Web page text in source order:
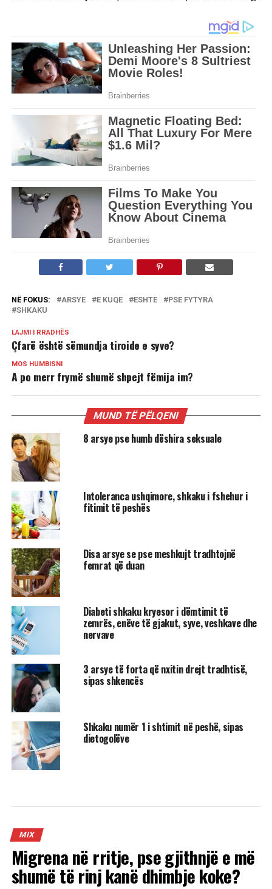
NË FOKUS: ARSYE E KUQE ESHTE
PSE FYTYRA
SHKAKU
LAJMI I RRADHËS
Çfarë është sëmundja tiroide e syve?
MOS HUMBISNI
A po merr frymë shumë shpejt fëmija im?
MUND TË PËLQENI
8 arsye pse humb dëshira seksuale
Intoleranca ushqimore, shkaku i fshehur i
fitimit të peshës
Disa arsye se pse meshkujt tradhtojnë
femrat që duan
Diabeti shkaku kryesor i dëmtimit të
zemrës, enëve të gjakut, syve, veshkave dhe
nervave
3 arsye të forta që nxitin drejt tradhtisë,
sipas shkencës
Shkaku numër 1 i shtimit në peshë, sipas
dietogolëve
MIX
Migrena në rritje, pse gjithnjë e më
shumë të rinj kanë dhimbje koke?